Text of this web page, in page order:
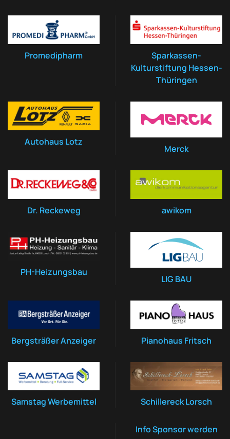
Promedipharm
Sparkassen-
Kulturstiftung Hessen-
Thüringen
Autohaus Lotz
Merck
Dr. Reckeweg awikom
PH-Heizungsbau
LIG BAU
Bergsträßer Anzeiger Pianohaus Fritsch
Samstag Werbemittel Schillereck Lorsch
Info Sponsor werden